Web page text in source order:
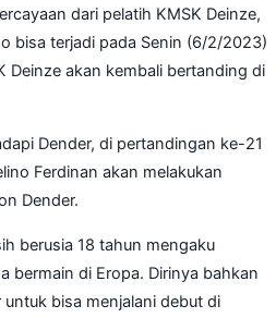
dari pelatih KMSK Deinze,
bisa terjadi pada Senin (6/2/2023)
Deinze akan kembali bertanding di
Dender, di pertandingan ke-21
Ferdinan akan melakukan
Dender.
berusia 18 tahun mengaku
bermain di Eropa. Dirinya bahkan
bisa menjalani debut di